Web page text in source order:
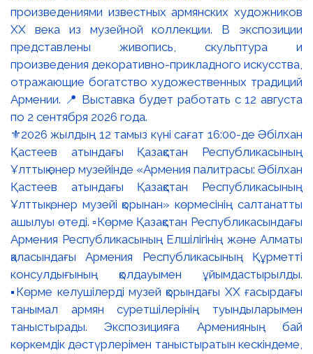
⚜️2026 жылдың 12 тамыз күні сағат 16:00-де Әбілхан
Қастеев атындағы Қазақстан Республикасының
Ұлттық өнер музейінде «Армения палитрасы: Әбілхан
Қастеев атындағы Қазақстан Республикасының
Ұлттық өнер музейі қорынан» көрмесінің салтанатты
ашылуы өтеді. ▫️Көрме Қазақстан Республикасындағы
Армения Республикасының Елшілігінің және Алматы
қаласындағы Армения Республикасының Құрметті
консулдығының қолдауымен ұйымдастырылды.
▪️Көрме келушілерді музей қорындағы ХХ ғасырдағы
танымал армян суретшілерінің туындыларымен
таныстырады. Экспозицияға Арменияның бай
көркемдік дәстүрлерімен таныстыратын кескіндеме,